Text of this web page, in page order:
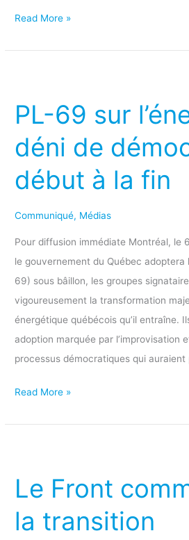
Read More »
PL-69 sur
déni de
début à la fin
Communiqué, Médias
Pour diffusion immédiate Montréal, le
le gouvernement du Québec
69) sous bâillon, les groupes
vigoureusement la transformation
énergétique québécois qu’il entraîne.
adoption marquée par l’improvisation
processus démocratiques qui auraient
sur
:
déni
de
du
début
à
la
fin
Read More »
Le Front
la transition
commun
la